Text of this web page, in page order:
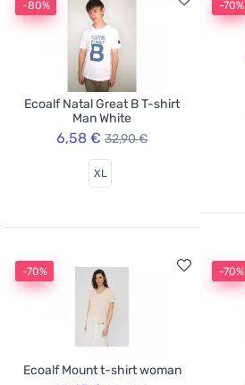
-80%
Ecoalf Natal Great B T-shirt
Man White
6,58 € 32,90 €
XL
-70%
-70%
Ecoalf Mount t-shirt woman
-70%